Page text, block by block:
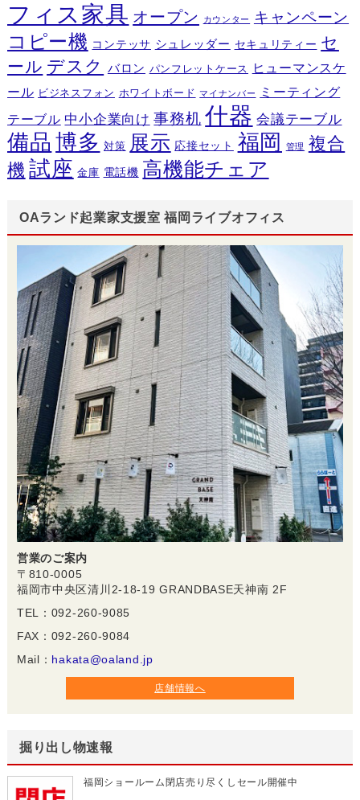
フィス家具 オープン カウンター キャンペーン
コピー機 コンテッサ シュレッダー セキュリティー セ
ール デスク バロン パンフレットケース
ヒューマンスケ
ール ビジネスフォン ホワイトボード マイナンバー
ミーティング
テーブル 中小企業向け 事務机 什器 会議テーブル
備品 博多 対策 展示 応接セット 福岡 管理 複合
機 試座 金庫 電話機 高機能チェア
OAランド起業家支援室 福岡ライブオフィス
営業のご案内
〒810-0005
福岡市中央区清川2-18-19 GRANDBASE天神南 2F
TEL：092-260-9085
FAX：092-260-9084
Mail： hakata@oaland.jp
店舗情報へ
掘り出し物速報
福岡ショールーム閉店売り尽くしセール開催中